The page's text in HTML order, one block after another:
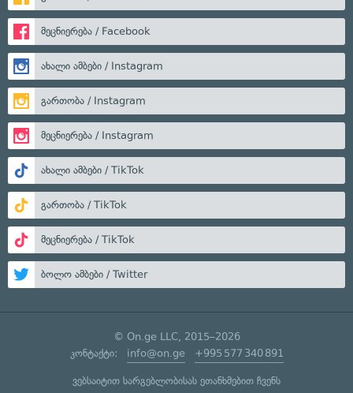
მეცნიერება / Facebook
ახალი ამბები / Instagram
გართობა / Instagram
მეცნიერება / Instagram
ახალი ამბები / TikTok
გართობა / TikTok
მეცნიერება / TikTok
ბოლო ამბები / Twitter
© On.ge LLC, 2015–2026
კონტაქტი: info@on.ge +995 577 340 891
ვებსაიტით სარგებლობისას ეთანხმებით ჩვენს